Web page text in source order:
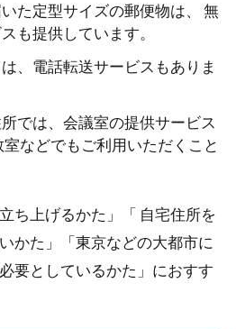
た定型サイズの郵便物は、 無
も提供しています。
、電話転送サービスもありま
では、会議室の提供サービス
などでもご利用いただくこと
ち上げるかた」「 自宅住所を
かた」「東京などの大都市に
要としているかた」におすす